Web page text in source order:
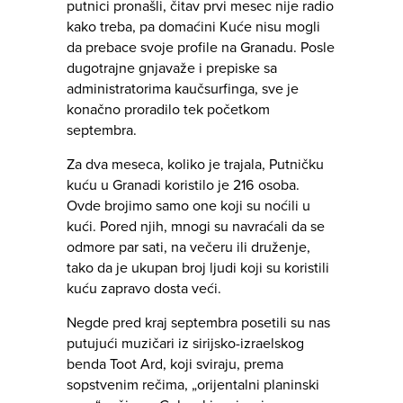
putnici pronašli, čitav prvi mesec nije radio
kako treba, pa domaćini Kuće nisu mogli
da prebace svoje profile na Granadu. Posle
dugotrajne gnjavaže i prepiske sa
administratorima kaučsurfinga, sve je
konačno proradilo tek početkom
septembra.
Za dva meseca, koliko je trajala, Putničku
kuću u Granadi koristilo je 216 osoba.
Ovde brojimo samo one koji su noćili u
kući. Pored njih, mnogi su navraćali da se
odmore par sati, na večeru ili druženje,
tako da je ukupan broj ljudi koji su koristili
kuću zapravo dosta veći.
Negde pred kraj septembra posetili su nas
putujući muzičari iz sirijsko-izraelskog
benda Toot Ard, koji sviraju, prema
sopstvenim rečima, „orijentalni planinski